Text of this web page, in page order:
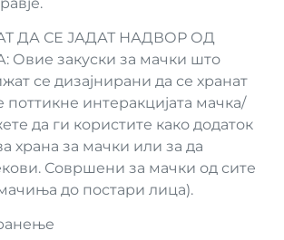
ДА СЕ ЈАДАТ НАДВОР ОД
Овие закуски за мачки што
се дизајнирани да се хранат
поттикне интеракцијата мачка/
да ги користите како додаток
храна за мачки или за да
Совршени за мачки од сите
до постари лица).